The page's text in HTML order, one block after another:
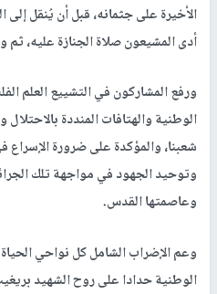
الأخيرة على جثمانه، قبل أن يُنقل
أدى المشيعون صلاة الجنازة عليه،
ورفع المشاركون في التشييع العلم
الوطنية والهتافات المنددة
شعبنا، والمؤكدة على ضرورة
وتوحيد الجهود في مواجهة تلك
وعاصمتها القدس.
وعم الإضراب الشامل كل نواحي
الوطنية حدادا على روح الشهيد